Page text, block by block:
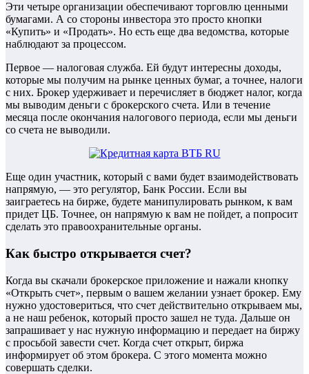
Эти четыре организации обеспечивают торговлю ценными
бумагами. А со стороны инвестора это просто кнопки
«Купить» и «Продать». Но есть еще два ведомства, которые
наблюдают за процессом.
Первое — налоговая служба. Ей будут интересны доходы,
которые мы получим на рынке ценных бумаг, а точнее, налоги
с них. Брокер удерживает и перечисляет в бюджет налог, когда
мы выводим деньги с брокерского счета. Или в течение
месяца после окончания налогового периода, если мы деньги
со счета не выводили.
Еще один участник, который с вами будет взаимодействовать
напрямую, — это регулятор, Банк России. Если вы
заиграетесь на бирже, будете манипулировать рынком, к вам
придет ЦБ. Точнее, он напрямую к вам не пойдет, а попросит
сделать это правоохранительные органы.
Как быстро открывается счет?
Когда вы скачали брокерское приложение и нажали кнопку
«Открыть счет», первым о вашем желании узнает брокер. Ему
нужно удостовериться, что счет действительно открываем мы,
а не наш ребенок, который просто зашел не туда. Дальше он
запрашивает у нас нужную информацию и передает на биржу
с просьбой завести счет. Когда счет открыт, биржа
информирует об этом брокера. С этого момента можно
совершать сделки.